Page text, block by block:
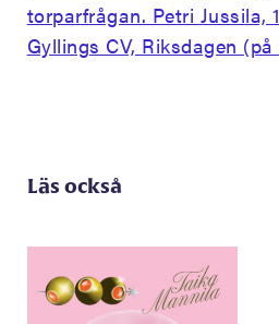
torparfrågan. Petri Jussila,
Gyllings CV, Riksdagen
Läs också